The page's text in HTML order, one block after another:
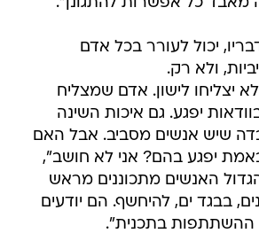
מאבד כל אפשרות להתגונן".
יכול לעורר בכל אדם
ולא רק.
יצליחו לישון. אדם שמצליח
יפגע. גם איכות השינה
שיש אנשים מסביב. אבל האם
יפגע בהם? אני לא חושב",
האנשים מתכוננים מראש
בבגד ים, להיחשף. הם יודעים
בתכנית".